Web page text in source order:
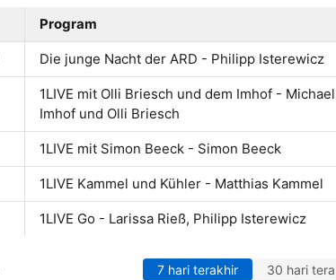
Program
Die junge Nacht der ARD - Philipp Isterewicz
1LIVE mit Olli Briesch und dem Imhof - Michael
Imhof und Olli Briesch
1LIVE mit Simon Beeck - Simon Beeck
1LIVE Kammel und Kühler - Matthias Kammel
1LIVE Go - Larissa Rieß, Philipp Isterewicz
7 hari terakhir 30 hari